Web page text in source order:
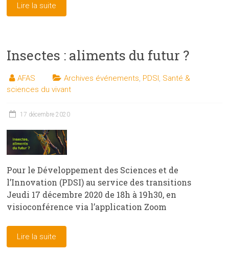
Lire la suite
Insectes : aliments du futur ?
AFAS Archives événements, PDSI, Santé &
sciences du vivant
17 décembre 2020
Pour le Développement des Sciences et de
l’Innovation (PDSI) au service des transitions
Jeudi 17 décembre 2020 de 18h à 19h30, en
visioconférence via l’application Zoom
Lire la suite